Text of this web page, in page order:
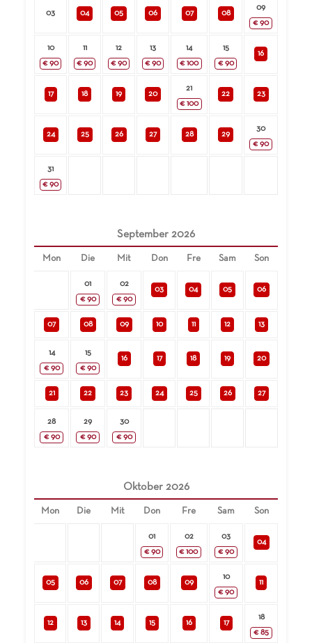
03 04 05 06 07 08
09
€ 90
10
€ 90
11
€ 90
12
€ 90
13
€ 90
14
€ 100
15
€ 90
16
17 18 19 20
21
€ 100
22 23
24 25 26 27 28 29
30
€ 90
31
€ 90
September 2026
Mon Die Mit Don Fre Sam Son
01
€ 90
02
€ 90
03 04 05 06
07 08 09 10 11 12 13
14
€ 90
15
€ 90
16 17 18 19 20
21 22 23 24 25 26 27
28
€ 90
29
€ 90
30
€ 90
Oktober 2026
Mon Die Mit Don Fre Sam Son
01
€ 90
02
€ 100
03
€ 90
04
05 06 07 08 09
10
€ 90
11
12 13 14 15 16 17
18
€ 85